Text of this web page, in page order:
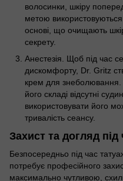
волосинки, шкіру
метою використовуються
основі, що очищають
секрету.
Анестезія. Щоб під час
дискомфорту, Dr. Gritz
крем для
його складі відсутні
використовувати його
тривалість сеансу.
Захист та догляд під
Безпосередньо під час
потребує професійного
максимально чутливою,